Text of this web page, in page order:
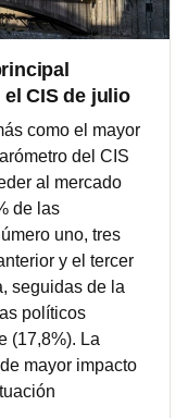
CIS de julio
como el mayor
del CIS
al mercado
de las
uno, tres
y el tercer
seguidas de la
políticos
(17,8%). La
mayor impacto